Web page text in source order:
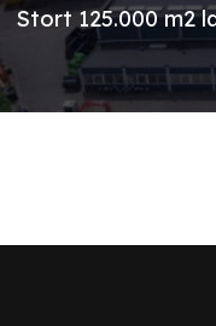
Stort 125.000 m2